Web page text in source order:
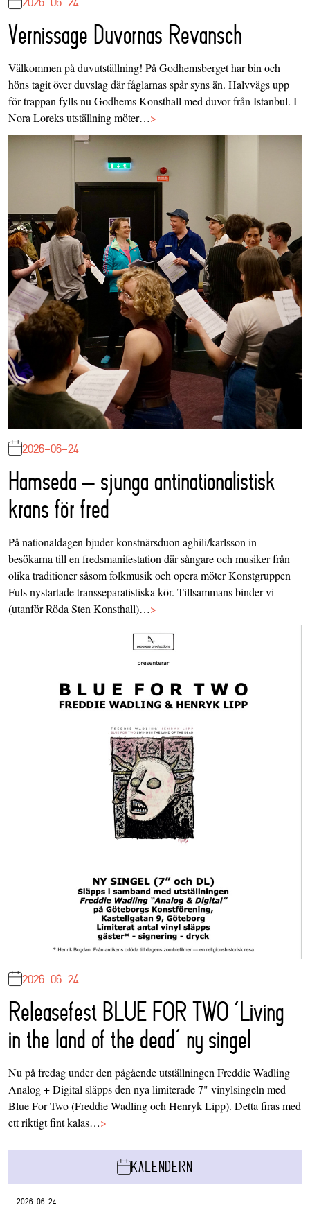
Vernissage Duvornas Revansch
Välkommen på duvutställning! På Godhemsberget har bin och
höns tagit över duvslag där fåglarnas spår syns än. Halvvägs upp
för trappan fylls nu Godhems Konsthall med duvor från Istanbul. I
Nora Loreks utställning möter…>
2026-06-24
Hamseda – sjunga antinationalistisk
krans för fred
På nationaldagen bjuder konstnärsduon aghili/karlsson in
besökarna till en fredsmanifestation där sångare och musiker från
olika traditioner såsom folkmusik och opera möter Konstgruppen
Fuls nystartade transseparatistiska kör. Tillsammans binder vi
(utanför Röda Sten Konsthall)…>
2026-06-24
Releasefest BLUE FOR TWO ‘Living
in the land of the dead’ ny singel
Nu på fredag under den pågående utställningen Freddie Wadling
Analog + Digital släpps den nya limiterade 7" vinylsingeln med
Blue For Two (Freddie Wadling och Henryk Lipp). Detta firas med
ett riktigt fint kalas…>
KALENDERN
2026-06-24